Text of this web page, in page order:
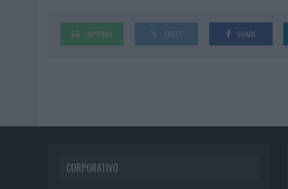
IMPRIMIR TWEET SHARE
CORPORATIVO